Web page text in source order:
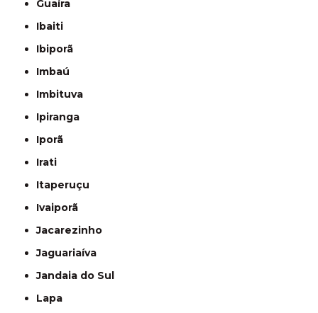
Guaíra
Ibaiti
Ibiporã
Imbaú
Imbituva
Ipiranga
Iporã
Irati
Itaperuçu
Ivaiporã
Jacarezinho
Jaguariaíva
Jandaia do Sul
Lapa